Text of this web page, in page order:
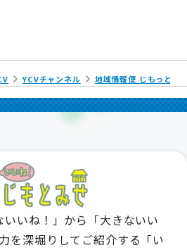
YCVチャンネル 地域情報便 じもっと!!
いね！」から「大きないい
を深堀りしてご紹介する「い